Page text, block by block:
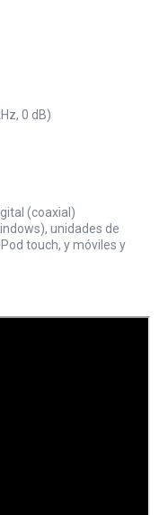
0 dB)
(coaxial)
unidades de
touch, y móviles y